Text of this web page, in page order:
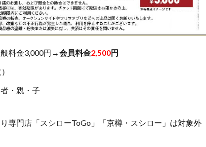
般料金3,000円→会員料金2,500円
・親・子
専門店「スシローToGo」「京樽・スシロー」は対象外